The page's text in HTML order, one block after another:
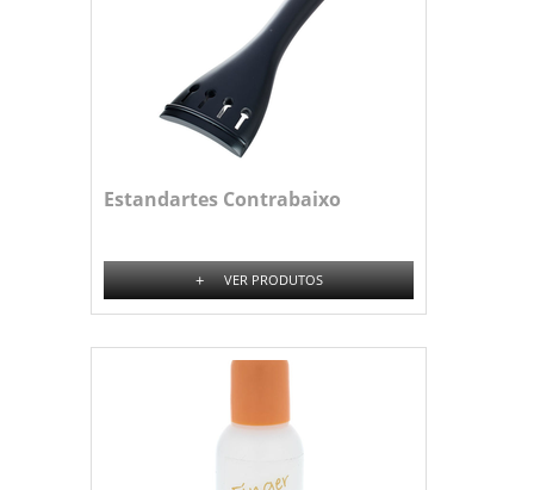
Estandartes Contrabaixo
+ VER PRODUTOS